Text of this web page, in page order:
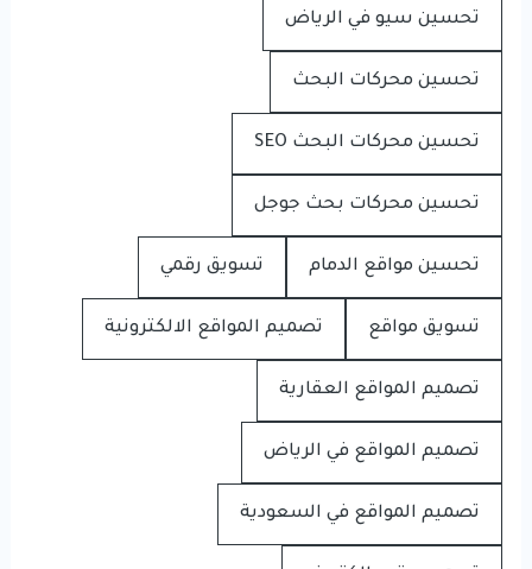
تحسين سيو في الرياض
تحسين محركات البحث
تحسين محركات البحث SEO
تحسين محركات بحث جوجل
تحسين مواقع الدمام تسويق رقمي
تسويق مواقع تصميم المواقع الالكترونية
تصميم المواقع العقارية
تصميم المواقع في الرياض
تصميم المواقع في السعودية